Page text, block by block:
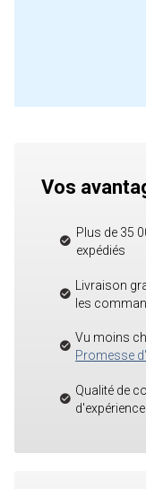
Vos
Plus de 35
expédiés
Livraison
les
Vu moins
Promesse
Qualité de